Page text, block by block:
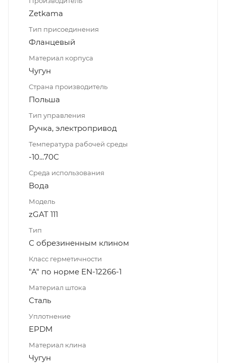
Zetkama
Тип присоединения
Фланцевый
Материал корпуса
Чугун
Страна производитель
Польша
Тип управления
Ручка, электропривод
Температура рабочей среды
-10...70С
Среда использования
Вода
Модель
zGAT 111
Тип
С обрезиненным клином
Класс герметичности
"А" по норме EN-12266-1
Материал штока
Сталь
Уплотнение
EPDM
Материал клина
Чугун